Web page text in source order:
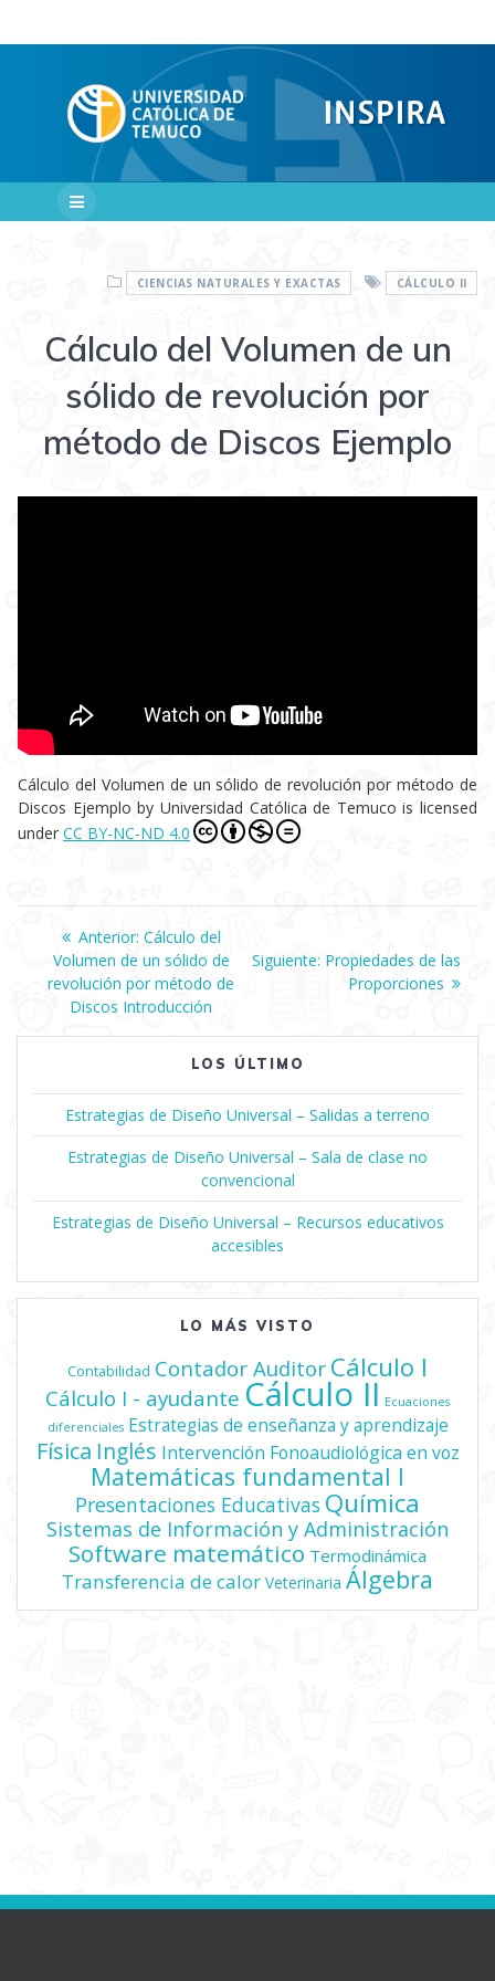
contenido
CIENCIAS NATURALES Y EXACTAS CÁLCULO II
Cálculo del Volumen de un
sólido de revolución por
método de Discos Ejemplo
Cálculo del Volumen de un sólido de revolución por método de
Discos Ejemplo by Universidad Católica de Temuco is licensed
under CC BY-NC-ND 4.0
Navegación
de
entradas
Anterior: Entrada
anterior:
Cálculo del
Volumen de un sólido de
revolución por método de
Discos Introducción
Siguiente: Siguiente
entrada:
Propiedades de las
Proporciones
LOS ÚLTIMO
Estrategias de Diseño Universal – Salidas a terreno
Estrategias de Diseño Universal – Sala de clase no
convencional
Estrategias de Diseño Universal – Recursos educativos
accesibles
LO MÁS VISTO
Contabilidad Contador Auditor Cálculo I
Cálculo I - ayudante Cálculo II Ecuaciones
diferenciales Estrategias de enseñanza y aprendizaje
Física Inglés Intervención Fonoaudiológica en voz
Matemáticas fundamental I
Presentaciones Educativas Química
Sistemas de Información y Administración
Software matemático Termodinámica
Transferencia de calor Veterinaria Álgebra